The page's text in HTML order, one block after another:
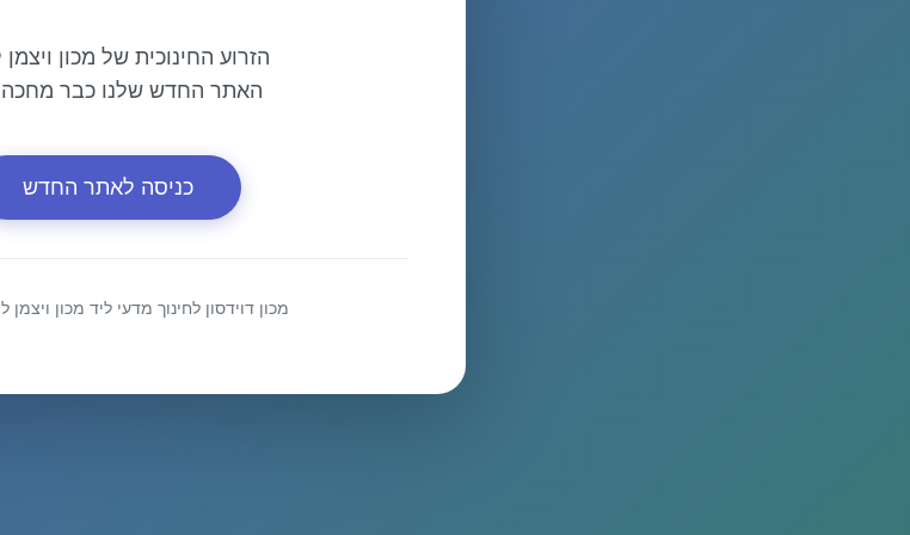
הזרוע החינוכית של מכון
האתר החדש שלנו כבר
כניסה לאתר החדש
מכון דוידסון לחינוך מדעי ליד מכון